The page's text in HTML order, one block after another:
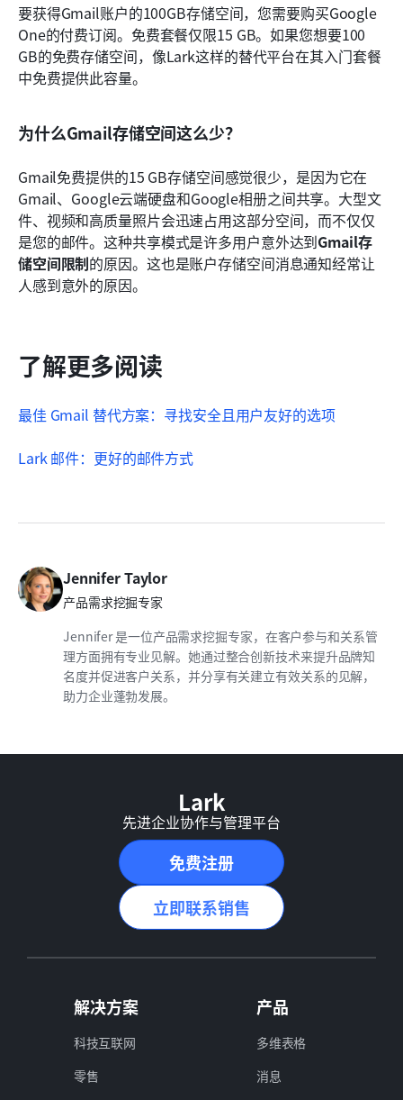
要获得Gmail账户的100GB存储空间，您需要购买Google
One的付费订阅。免费套餐仅限15 GB。如果您想要100
GB的免费存储空间，像Lark这样的替代平台在其入门套餐
中免费提供此容量。
为什么Gmail存储空间这么少？
Gmail免费提供的15 GB存储空间感觉很少，是因为它在
Gmail、Google云端硬盘和Google相册之间共享。大型文
件、视频和高质量照片会迅速占用这部分空间，而不仅仅
是您的邮件。这种共享模式是许多用户意外达到Gmail存
储空间限制的原因。这也是账户存储空间消息通知经常让
人感到意外的原因。
了解更多阅读
最佳 Gmail 替代方案：寻找安全且用户友好的选项
Lark 邮件：更好的邮件方式
Jennifer Taylor
产品需求挖掘专家
Jennifer 是一位产品需求挖掘专家，在客户参与和关系管
理方面拥有专业见解。她通过整合创新技术来提升品牌知
名度并促进客户关系，并分享有关建立有效关系的见解，
助力企业蓬勃发展。
Lark
先进企业协作与管理平台
免费注册
立即联系销售
解决方案
科技互联网
零售
产品
多维表格
消息